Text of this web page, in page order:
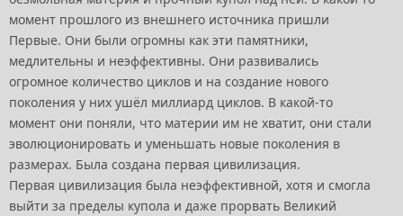
момент прошлого из внешнего источника пришли
Первые. Они были огромны как эти памятники,
медлительны и неэффективны. Они развивались
огромное количество циклов и на создание нового
поколения у них ушёл миллиард циклов. В какой-то
момент они поняли, что материи им не хватит, они стали
эволюционировать и уменьшать новые поколения в
размерах. Была создана первая цивилизация.
Первая цивилизация была неэффективной, хотя и смогла
выйти за пределы купола и даже прорвать Великий